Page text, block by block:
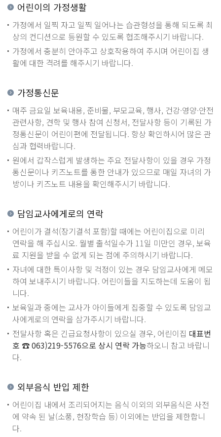
어린이의 가정생활
가정에서 일찍 자고 일찍 일어나는 습관형성을 통해 되도록 최
상의 컨디션으로 등원할 수 있도록 협조해주시기 바랍니다.
가정에서 충분히 안아주고 상호작용하여 주시며 어린이집 생
활에 대한 격려를 해주시기 바랍니다.
가정통신문
매주 금요일 보육내용, 준비물, 부모교육, 행사, 건강·영양·안전
관련사항, 견학 및 행사 참여 신청서, 전달사항 등이 기록된 가
정통신문이 어린이편에 전달됩니다. 항상 확인하시어 많은 관
심과 협력바랍니다.
원에서 갑작스럽게 발생하는 주요 전달사항이 있을 경우 가정
통신문이나 키즈노트를 통한 안내가 있으므로 매일 자녀의 가
방이나 키즈노트 내용을 확인해주시기 바랍니다.
담임교사에게로의 연락
어린이가 결석(장기결석 포함)할 때에는 어린이집으로 미리
연락을 해 주십시오. 월별 출석일수가 11일 미만인 경우, 보육
료 지원을 받을 수 없게 되는 점에 주의하시기 바랍니다.
자녀에 대한 특이사항 및 걱정이 있는 경우 담임교사에게 메모
하여 보내주시기 바랍니다. 어린이들을 지도하는데 도움이 됩
니다.
보육일과 중에는 교사가 아이들에게 집중할 수 있도록 담임교
사에게로의 연락을 삼가주시기 바랍니다.
전달사항 혹은 긴급요청사항이 있으실 경우, 어린이집 대표번
호 ☎ 063)219-5576으로 상시 연락 가능하오니 참고 바랍니
다.
외부음식 반입 제한
어린이집 내에서 조리되어지는 음식 이외의 외부음식은 사전
에 약속 된 날(소풍, 현장학습 등) 이외에는 반입을 제한합니
다.